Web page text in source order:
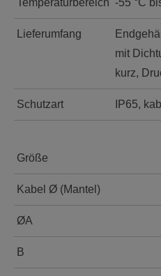
Temperaturbereich -55 °C
Lieferumfang
mit
kurz,
Schutzart IP65,
Größe
Kabel Ø (Mantel)
ØA
B